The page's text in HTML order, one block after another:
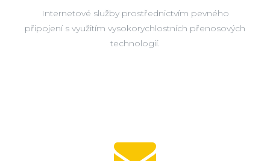
Internetové služby prostřednictvím pevného
připojení s využitím vysokorychlostních přenosových
technologií.